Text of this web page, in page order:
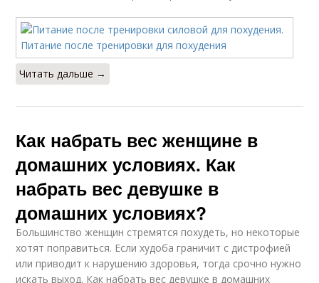
Читать дальше →
Как набрать вес женщине в
домашних условиях. Как
набрать вес девушке в
домашних условиях?
Большинство женщин стремятся похудеть, но некоторые
хотят поправиться. Если худоба граничит с дистрофией
или приводит к нарушению здоровья, тогда срочно нужно
искать выход. Как набрать вес девушке в домашних